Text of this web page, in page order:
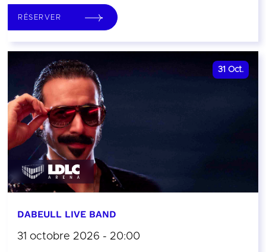
RÉSERVER
31 Oct.
DABEULL LIVE BAND
31 octobre 2026 - 20:00